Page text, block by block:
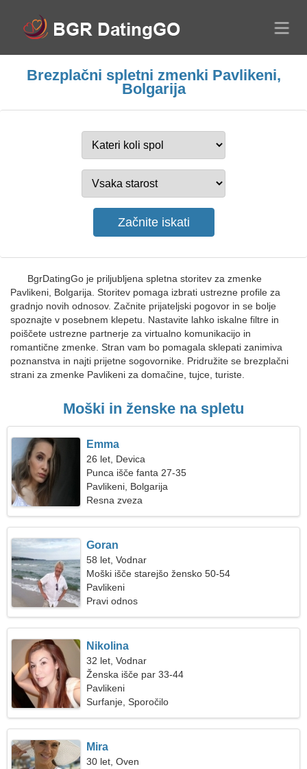
Brezplačni spletni zmenki Pavlikeni,
Bolgarija
BgrDatingGo je priljubljena spletna storitev za zmenke
Pavlikeni, Bolgarija. Storitev pomaga izbrati ustrezne profile za
gradnjo novih odnosov. Začnite prijateljski pogovor in se bolje
spoznajte v posebnem klepetu. Nastavite lahko iskalne filtre in
poiščete ustrezne partnerje za virtualno komunikacijo in
romantične zmenke. Stran vam bo pomagala sklepati zanimiva
poznanstva in najti prijetne sogovornike. Pridružite se brezplačni
strani za zmenke Pavlikeni za domačine, tujce, turiste.
Moški in ženske na spletu
Emma
26 let, Devica
Punca išče fanta 27-35
Pavlikeni, Bolgarija
Resna zveza
Goran
58 let, Vodnar
Moški išče starejšo žensko 50-54
Pavlikeni
Pravi odnos
Nikolina
32 let, Vodnar
Ženska išče par 33-44
Pavlikeni
Surfanje, Sporočilo
Mira
30 let, Oven